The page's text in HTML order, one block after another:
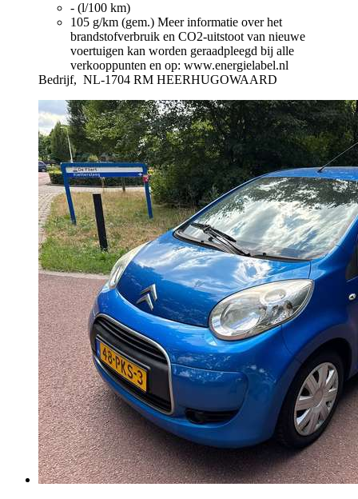
- (l/100 km)
105 g/km (gem.) Meer informatie over het
brandstofverbruik en CO2-uitstoot van nieuwe
voertuigen kan worden geraadpleegd bij alle
verkooppunten en op: www.energielabel.nl
Bedrijf, NL-1704 RM HEERHUGOWAARD